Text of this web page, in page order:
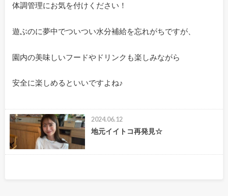
体調管理にお気を付けください！
遊ぶのに夢中でついつい水分補給を忘れがちですが、
園内の美味しいフードやドリンクも楽しみながら
安全に楽しめるといいですよね♪
2024.06.12
地元イイトコ再発見☆